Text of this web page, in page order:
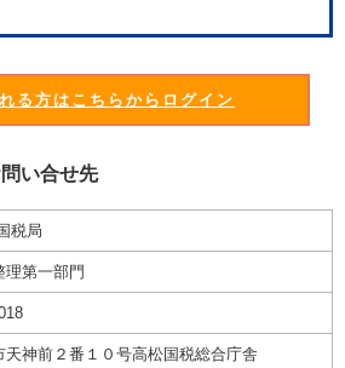
る方はこちらからログイン
い合せ先
税局
理第一部門
天神前２番１０号高松国税総合庁舎